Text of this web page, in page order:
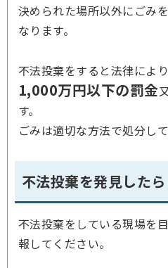
決められた場所以外にごみ
なります。
不法投棄をすると法律によ
1,000万円以下の罰金
す。
ごみは適切な方法で処分し
不法投棄を発見したら
不法投棄をしている現場を
報してください。